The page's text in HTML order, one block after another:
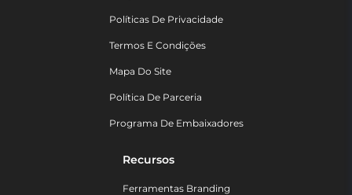
Políticas De Privacidade
Termos E Condições
Mapa Do Site
Política De Parceria
Programa De Embaixadores
Recursos
Ferramentas Branding